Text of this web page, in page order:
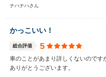
ナハナハさん
かっこいい！
総合評価 5
車のことがあまり詳しくないのです
ありがとうございます。